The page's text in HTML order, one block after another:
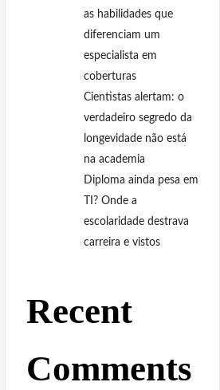
as habilidades que
diferenciam um
especialista em
coberturas
Cientistas alertam: o
verdadeiro segredo da
longevidade não está
na academia
Diploma ainda pesa em
TI? Onde a
escolaridade destrava
carreira e vistos
Recent
Comments